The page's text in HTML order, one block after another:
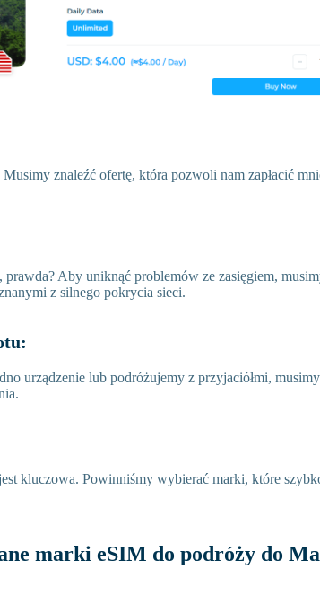
znaleźć ofertę, która pozwoli nam zapłacić
prawda? Aby uniknąć problemów ze zasięgiem,
z silnego pokrycia sieci.
urządzenie lub podróżujemy z przyjaciółmi,
kluczowa. Powinniśmy wybierać marki, które
marki eSIM do podróży do